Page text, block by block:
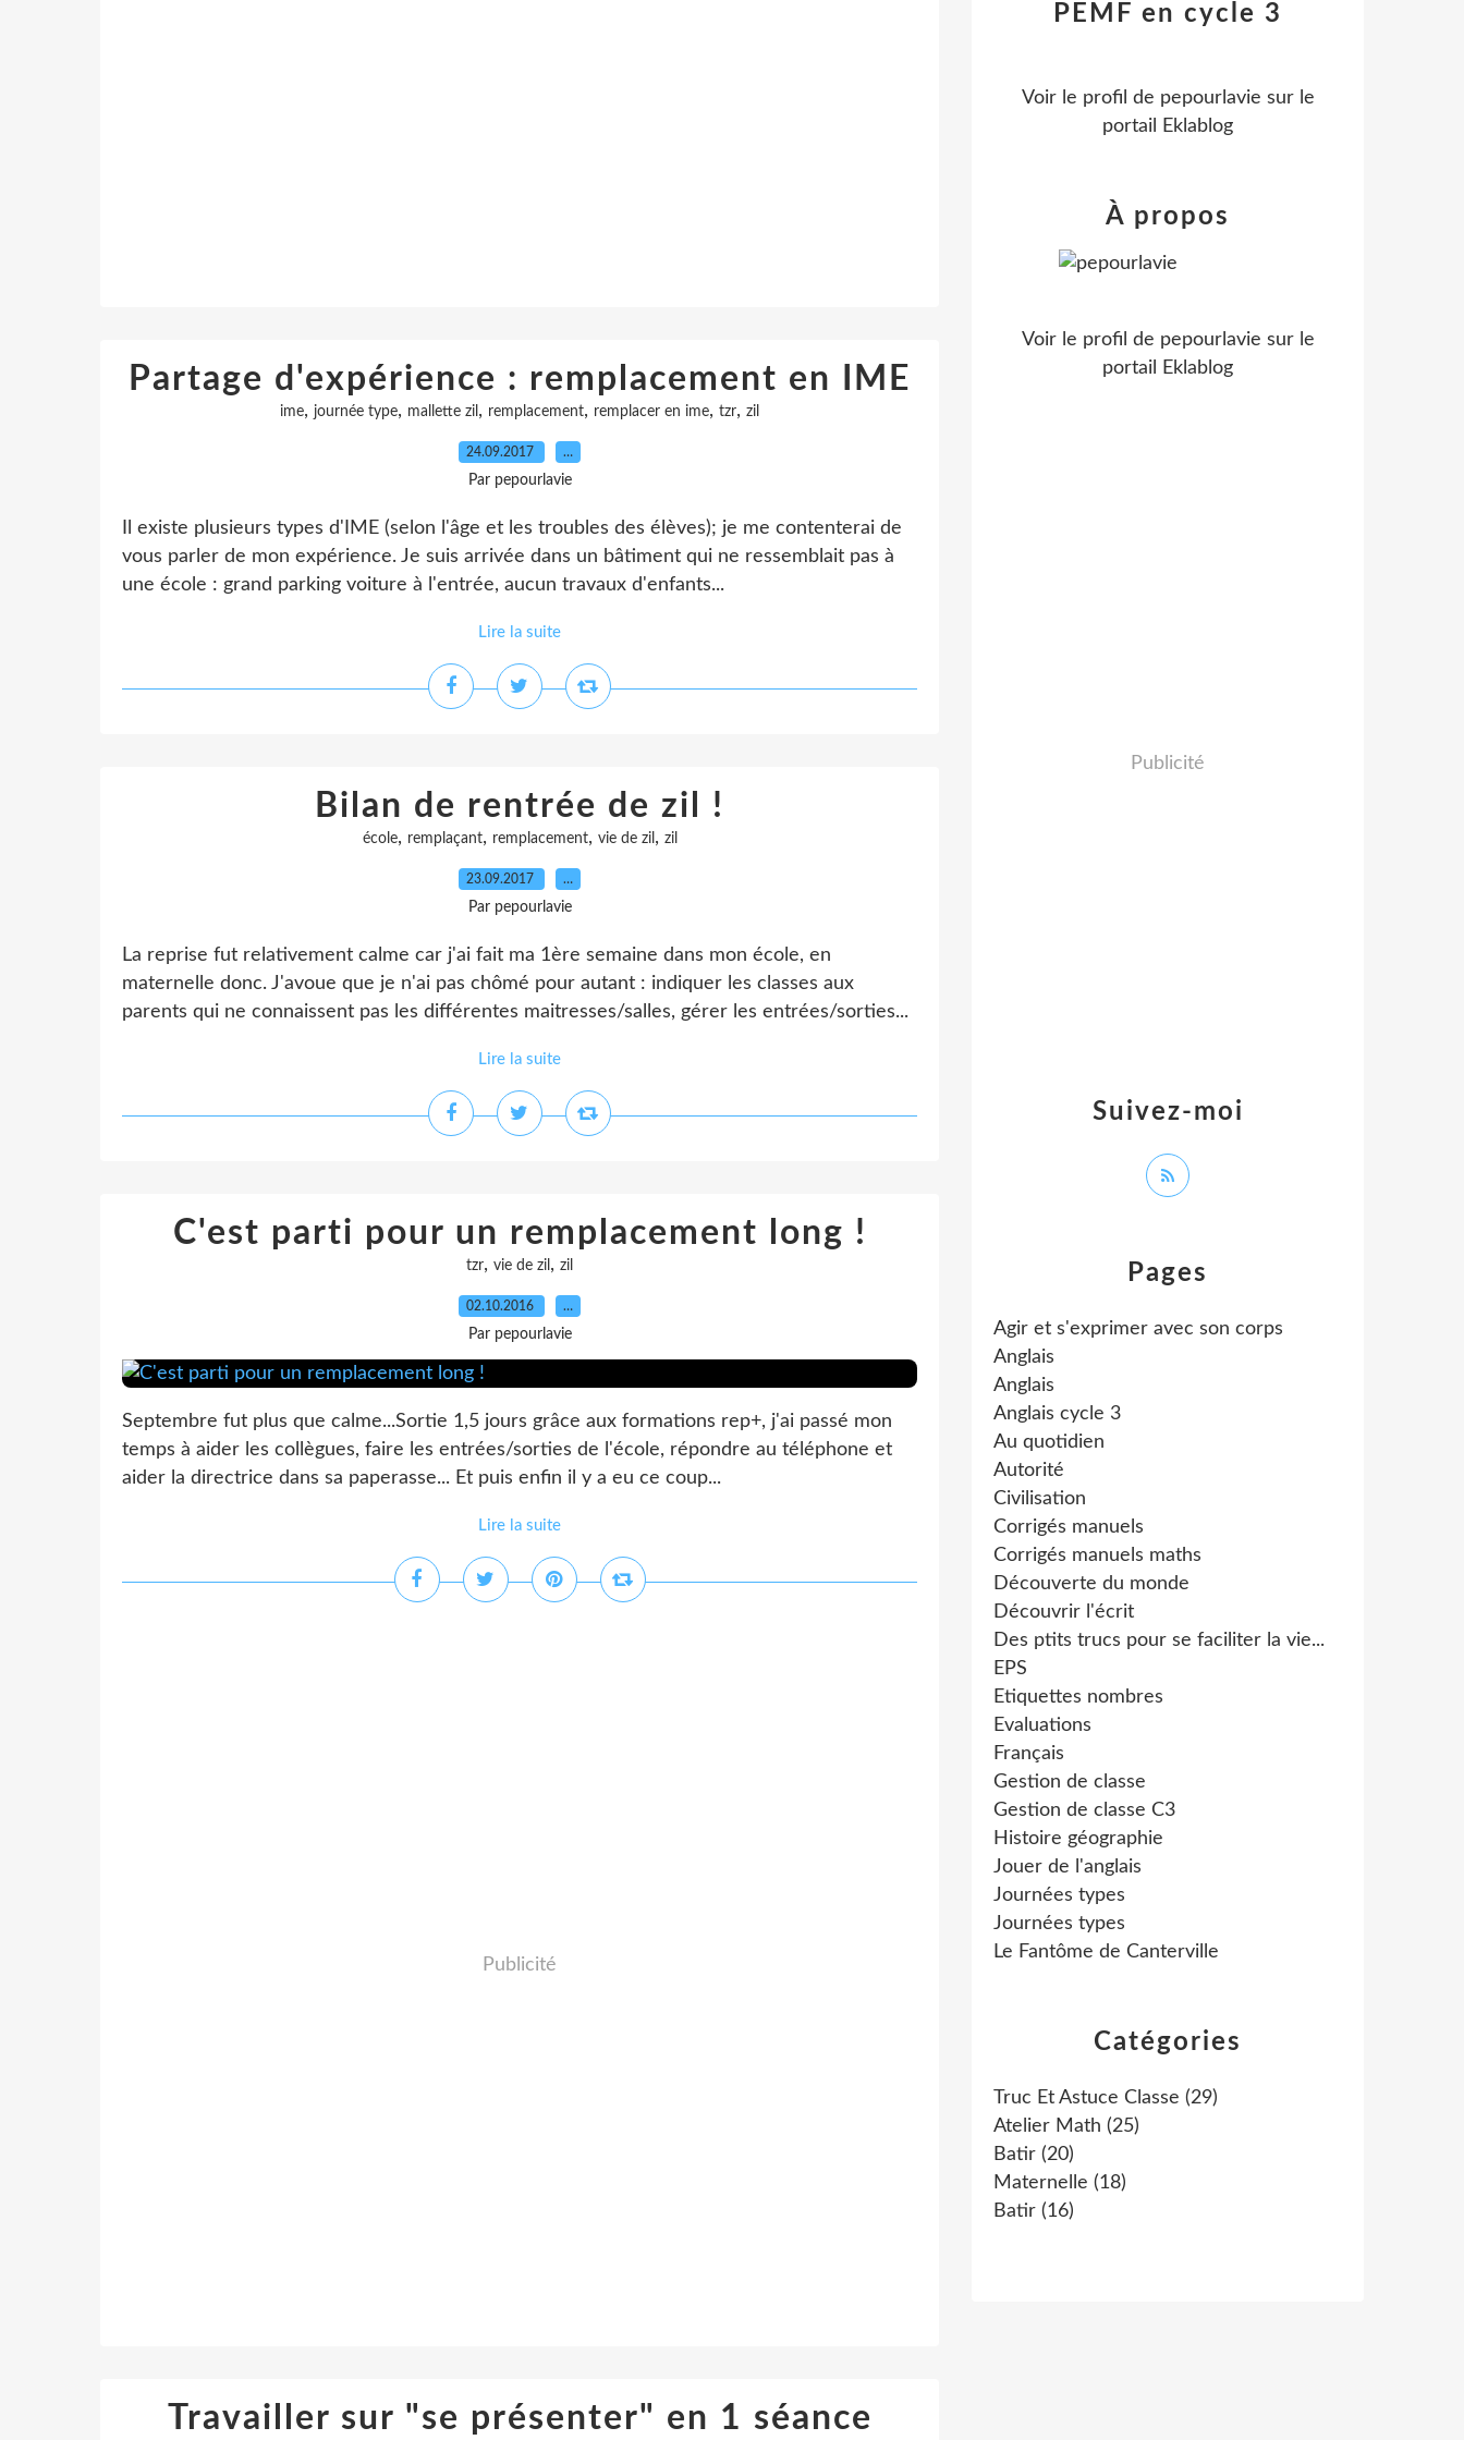
Partage d'expérience : remplacement en IME
ime, journée type, mallette zil , remplacement, remplacer en ime, tzr, zil
24.09.2017 …
Par pepourlavie
Il existe plusieurs types d'IME (selon l'âge et les troubles des élèves); je me contenterai de
vous parler de mon expérience. Je suis arrivée dans un bâtiment qui ne ressemblait pas à
une école : grand parking voiture à l'entrée, aucun travaux d'enfants...
Lire la suite
Bilan de rentrée de zil !
école, remplaçant, remplacement, vie de zil, zil
23.09.2017 …
Par pepourlavie
La reprise fut relativement calme car j'ai fait ma 1ère semaine dans mon école, en
maternelle donc. J'avoue que je n'ai pas chômé pour autant : indiquer les classes aux
parents qui ne connaissent pas les différentes maitresses/salles, gérer les entrées/sorties...
Lire la suite
C'est parti pour un remplacement long !
tzr, vie de zil , zil
02.10.2016 …
Par pepourlavie
Septembre fut plus que calme...Sortie 1,5 jours grâce aux formations rep+, j'ai passé mon
temps à aider les collègues, faire les entrées/sorties de l'école, répondre au téléphone et
aider la directrice dans sa paperasse... Et puis enfin il y a eu ce coup...
Lire la suite
Publicité
Travailler sur "se présenter" en 1 séance
Catégories
Truc Et Astuce Classe (29)
Atelier Math (25)
Batir (20)
Maternelle (18)
Batir (16)
Pages
Agir et s'exprimer avec son corps
Anglais
Anglais
Anglais cycle 3
Au quotidien
Autorité
Civilisation
Corrigés manuels
Corrigés manuels maths
Découverte du monde
Découvrir l'écrit
Des ptits trucs pour se faciliter la vie...
EPS
Etiquettes nombres
Evaluations
Français
Gestion de classe
Gestion de classe C3
Histoire géographie
Jouer de l'anglais
Journées types
Journées types
Le Fantôme de Canterville
PEMF en cycle 3
Voir le profil de pepourlavie sur le
portail Eklablog
Suivez-moi
À propos
Voir le profil de pepourlavie sur le
portail Eklablog
Publicité